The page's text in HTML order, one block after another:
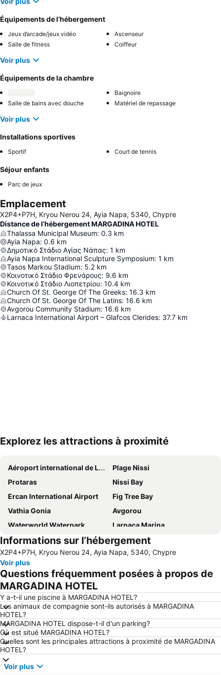
Équipements de l’hébergement
Jeux d’arcade/jeux vidéo
Ascenseur
Salle de fitness
Coiffeur
Voir plus
Équipements de la chambre
Baignoire
Salle de bains avec douche
Matériel de repassage
Voir plus
Installations sportives
Sportif Court de tennis
Séjour enfants
Parc de jeux
Emplacement
X2P4+P7H, Kryou Nerou 24, Ayia Napa, 5340, Chypre
Distance de l’hébergement MARGADINA HOTEL
Thalassa Municipal Museum: 0.3 km
Ayia Napa: 0.6 km
Δημοτικό Στάδιο Αγίας Νάπας: 1 km
Ayia Napa International Sculpture Symposium: 1 km
Tasos Markou Stadium: 5.2 km
Κοινοτικό Στάδιο Φρενάρους: 9.6 km
Κοινοτικό Στάδιο Λιοπετρίου: 10.4 km
Church Of St. George Of The Greeks: 16.3 km
Church Of St. George Of The Latins: 16.6 km
Avgorou Community Stadium: 16.6 km
Larnaca International Airport – Glafcos Clerides: 37.7 km
Explorez les attractions à proximité
Aéroport international de Larnaca
Plage Nissi
Protaras
Nissi Bay
Ercan International Airport
Fig Tree Bay
Vathia Gonia
Avgorou
Waterworld Waterpark
Larnaca Marina
Pernera A
Konnos Bay
Pernera P
Makronissos
Mckenzie Beach
landa
Katsarka
Ammos of Kabouri
Glapsides Beach
Phinikoudes Beach
Ellinas
Ayia Anna
Pantachou
Agia Thekla
Kaplica Beach
Informations sur l’hébergement
X2P4+P7H, Kryou Nerou 24, Ayia Napa, 5340, Chypre
Voir plus
Questions fréquemment posées à propos de
MARGADINA HOTEL
Y a-t-il une piscine à MARGADINA HOTEL?
Les animaux de compagnie sont-ils autorisés à MARGADINA
HOTEL?
MARGADINA HOTEL dispose-t-il d'un parking?
Où est situé MARGADINA HOTEL?
Quelles sont les principales attractions à proximité de MARGADINA
HOTEL?
Voir plus